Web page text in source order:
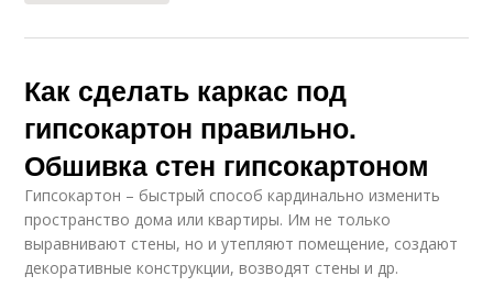
Как сделать каркас под
гипсокартон правильно.
Обшивка стен гипсокартоном
Гипсокартон – быстрый способ кардинально изменить
пространство дома или квартиры. Им не только
выравнивают стены, но и утепляют помещение, создают
декоративные конструкции, возводят стены и др.